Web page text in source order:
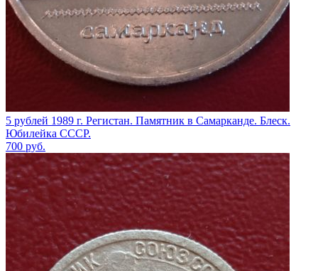
5 рублей 1989 г. Регистан. Памятник в Самарканде. Блеск.
Юбилейка СССР.
700 руб.